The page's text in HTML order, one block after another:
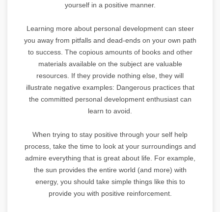
yourself in a positive manner.
Learning more about personal development can steer
you away from pitfalls and dead-ends on your own path
to success. The copious amounts of books and other
materials available on the subject are valuable
resources. If they provide nothing else, they will
illustrate negative examples: Dangerous practices that
the committed personal development enthusiast can
learn to avoid.
When trying to stay positive through your self help
process, take the time to look at your surroundings and
admire everything that is great about life. For example,
the sun provides the entire world (and more) with
energy, you should take simple things like this to
provide you with positive reinforcement.